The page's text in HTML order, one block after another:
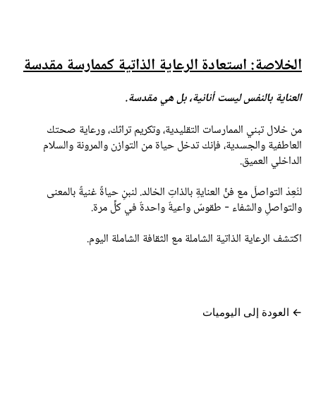
الخلاصة: استعادة الرعاية الذاتية كممارسة مقدسة
العناية بالنفس ليست أنانية، بل هي مقدسة.
من خلال تبني الممارسات التقليدية، وتكريم تراثك، ورعايةصحتك
العاطفية والجسدية، فإنك تدخل حياة من التوازن والمرونة والسلام
الداخلي العميق.
لنُعِدْ التواصلَ مع فنِّ العنايةِ بالذاتِ الخالد. لنبنِ حياةً غنيةً بالمعنى
والتواصلِ والشفاء - طقوسٌ واعيةٌ واحدةٌ في كلِّ مرة.
اكتشف الرعاية الذاتية الشاملة مع الثقافة الشاملة اليوم.
العودة إلى اليوميات